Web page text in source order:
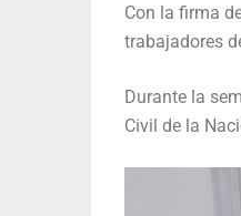
Con la firma
trabajadores
Durante la
Civil de la